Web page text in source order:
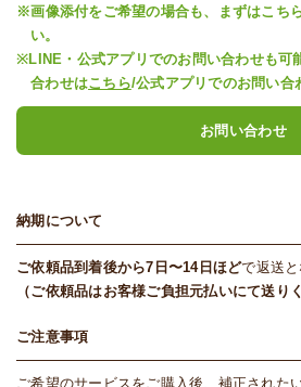
※画像添付をご希望の場合も、まずはこち
い。
※LINE・公式アプリでのお問い合わせも可
合わせはこちら/公式アプリでのお問い合
お問い合わせ
納期について
ご依頼品到着後から7日〜14日ほどで返送と
（ご依頼品はお客様ご負担元払いにて送り
ご注意事項
ご希望のサービスをご購入後、補正された